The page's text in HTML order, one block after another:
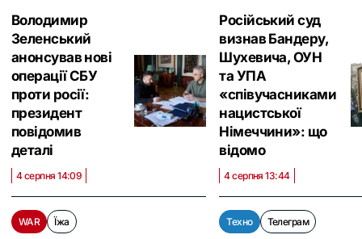
Володимир
Зеленський
анонсував нові
операції СБУ
проти росії:
президент
повідомив
деталі
4 серпня 14:09
Російський суд
визнав Бандеру,
Шухевича, ОУН
та УПА
«співучасниками
нацистської
Німеччини»: що
відомо
4 серпня 13:44
WAR Їжа Техно Телеграм